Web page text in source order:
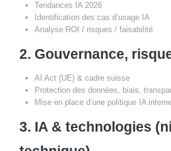
Tendances IA 2026
Identification des cas d’usage IA
Analyse ROI / risques / faisabilité
2. Gouvernance,
AI Act (UE) & cadre suisse
Protection des données, biais,
Mise en place d’une politique IA
3. IA & technologies